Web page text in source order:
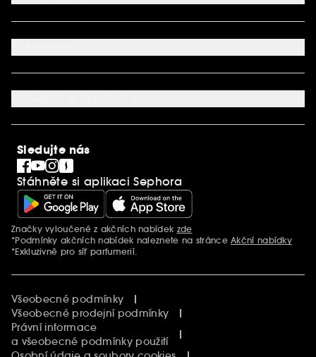
Kontaktujte nás
Mapa stránky
Můj účet
Aplikace SEPHORA
Nastavení souborů cookie
O společnosti Sephora
Kariéra
SEPHORiA
Blog Sephora
Singles´ Day
Black Friday
Cyber Monday
Vánoce
Sledujte nás
Stáhněte si aplikaci Sephora
Další informace
Značky vyloučené z akčních nabídek zde
*Podmínky akčních nabídek naleznete na stránceAkční nabídky
*Exkluzivně pro síť parfumerií.
Všeobecné podmínky
Všeobecné prodejní podmínky
Právní informace
a všeobecné podmínky použití